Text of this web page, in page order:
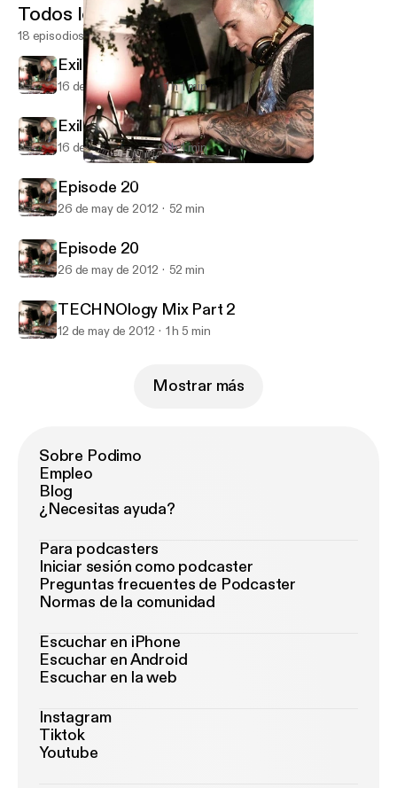
Algolagnia Podcast
Todos los episodios
18 episodios
Exile August
16 de sep de 2012 1 h 1 min
Exile August
16 de sep de 2012 1 h 1 min
Episode 20
26 de may de 2012 52 min
Episode 20
26 de may de 2012 52 min
TECHNOlogy Mix Part 2
12 de may de 2012 1 h 5 min
Mostrar más
Sobre Podimo
Empleo
Blog
¿Necesitas ayuda?
Para podcasters
Iniciar sesión como podcaster
Preguntas frecuentes de Podcaster
Normas de la comunidad
Escuchar en iPhone
Escuchar en Android
Escuchar en la web
Instagram
Tiktok
Youtube